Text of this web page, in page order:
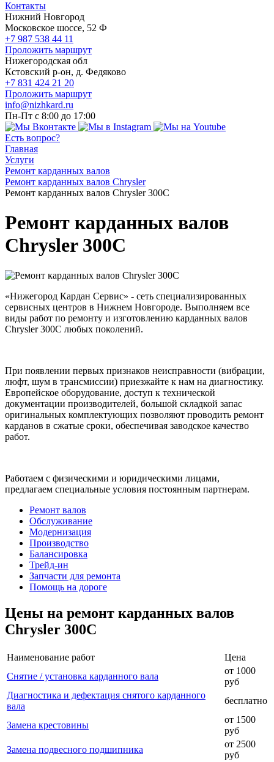
Контакты
Нижний Новгород
Московское шоссе, 52 Ф
+7 987 538 44 11
Проложить маршрут
Нижегородская обл
Кстовский р-он, д. Федяково
+7 831 424 21 20
Проложить маршрут
info@nizhkard.ru
Пн-Пт с 8:00 до 17:00
Есть вопрос?
Главная
Услуги
Ремонт карданных валов
Ремонт карданных валов Chrysler
Ремонт карданных валов Chrysler 300C
Ремонт карданных валов
Chrysler 300C
«Нижегород Кардан Сервис» - сеть специализированных
сервисных центров в Нижнем Новгороде. Выполняем все
виды работ по ремонту и изготовлению карданных валов
Chrysler 300C любых поколений.
При появлении первых признаков неисправности (вибрации,
люфт, шум в трансмиссии) приезжайте к нам на диагностику.
Европейское оборудование, доступ к технической
документации производителей, большой складкой запас
оригинальных комплектующих позволяют проводить ремонт
карданов в сжатые сроки, обеспечивая заводское качество
работ.
Работаем с физическими и юридическими лицами,
предлагаем специальные условия постоянным партнерам.
Ремонт валов
Обслуживание
Модернизация
Производство
Балансировка
Трейд-ин
Запчасти для ремонта
Помощь на дороге
Цены на ремонт карданных валов
Chrysler 300C
Наименование работ
Цена
Снятие / установка карданного вала
от 1000
руб
Диагностика и дефектация снятого карданного
вала
бесплатно
Замена крестовины
от 1500
руб
Замена подвесного подшипника
от 2500
руб